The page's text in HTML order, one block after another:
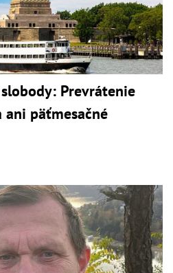
Prevrátenie
ani päťmesačné